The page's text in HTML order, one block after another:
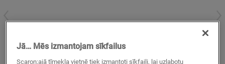
Komplekts
LAMINĀTA AKSESUĀRI KOMPLEKTS QSKIT17
Jā… Mēs izmantojam sīkfailus
Scaron;ajā tīmekļa vietnē tiek izmantoti sīkfaili, lai uzlabotu